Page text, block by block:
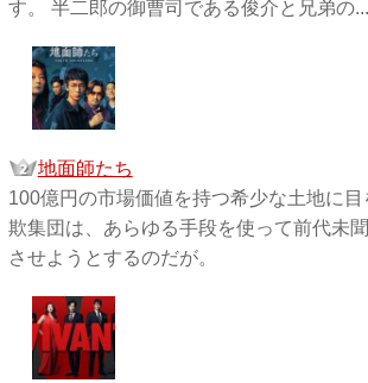
す。 半二郎の御曹司である俊介と兄弟の...
地面師たち
100億円の市場価値を持つ希少な土地に
欺集団は、あらゆる手段を使って前代未
させようとするのだが。